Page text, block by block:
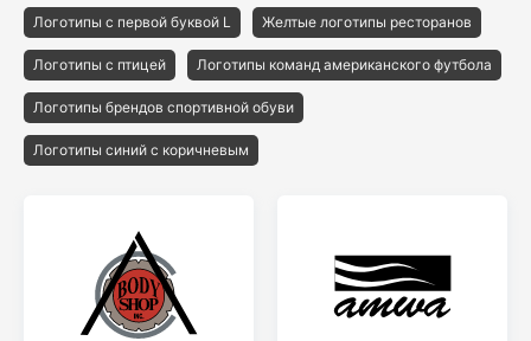
Логотипы с первой буквой L Желтые логотипы ресторанов
Логотипы с птицей Логотипы команд американского футбола
Логотипы брендов спортивной обуви
Логотипы синий с коричневым